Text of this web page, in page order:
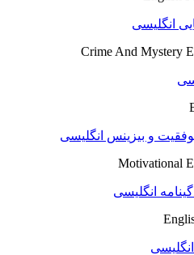
انگلیسی
Crime And Mystery
و بیزینس انگلیسی
Motivational
انگلیسی